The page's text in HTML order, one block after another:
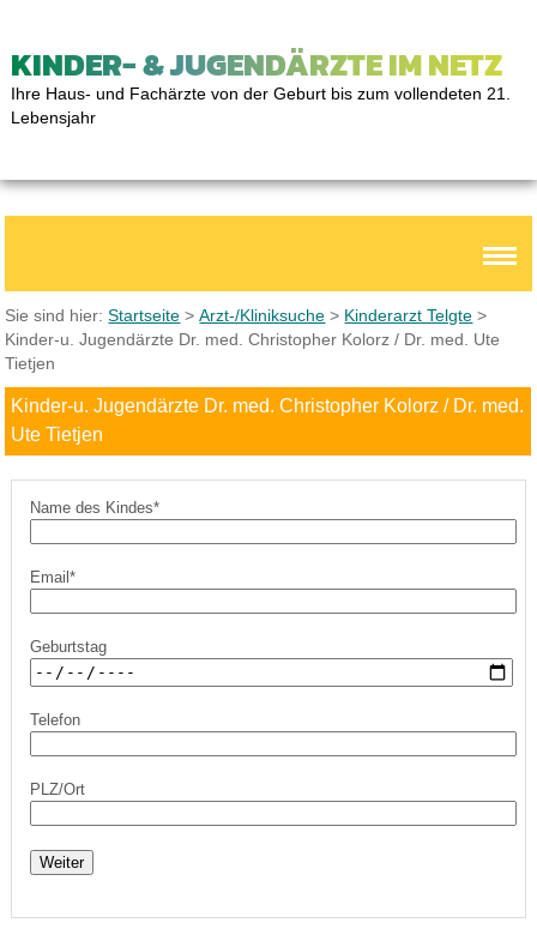
KINDER- & JUGENDÄRZTE IM NETZ
Ihre Haus- und Fachärzte von der Geburt bis zum vollendeten 21.
Lebensjahr
Sie sind hier:Startseite >Arzt-/Kliniksuche > Kinderarzt Telgte >
Kinder-u. Jugendärzte Dr. med. Christopher Kolorz / Dr. med. Ute
Tietjen
Kinder-u. Jugendärzte Dr. med. Christopher Kolorz / Dr. med.
Ute Tietjen
Name des Kindes*
Email*
Geburtstag
Telefon
PLZ/Ort
Weiter